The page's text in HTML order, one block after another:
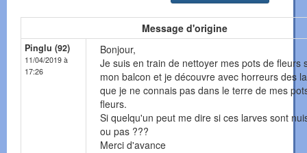
Message d'origine
Pinglu (92)
11/04/2019 à
17:26
Bonjour,
Je suis en train de nettoyer mes pots de fleurs
mon balcon et je découvre avec horreurs des
que je ne connais pas dans le terre de mes
fleurs.
Si quelqu'un peut me dire si ces larves sont
ou pas ???
Merci d'avance